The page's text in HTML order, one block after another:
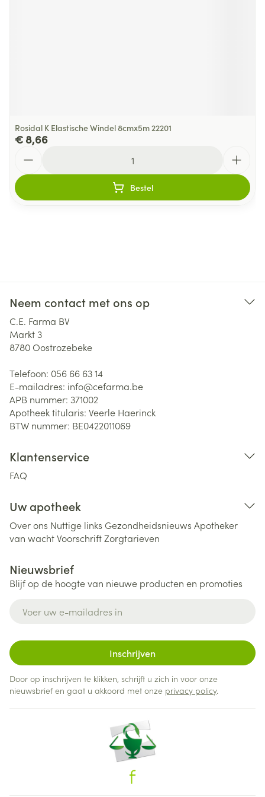
Rosidal K Elastische Windel 8cmx5m 22201
€ 8,66
Bestel
Neem contact met ons op
C.E. Farma BV
Markt 3
8780Oostrozebeke
Telefoon: 056 66 63 14
E-mailadres: info@cefarma.be
APB nummer: 371002
Apotheek titularis: Veerle Haerinck
BTW nummer: BE0422011069
Klantenservice
FAQ
Uw apotheek
Over ons Nuttige links Gezondheidsnieuws Apotheker
van wachtVoorschriftZorgtarieven
Nieuwsbrief
Blijf op de hoogte van nieuwe producten en promoties
Inschrijven
Door op inschrijven te klikken, schrijft u zich in voor onze
nieuwsbrief en gaat u akkoord met onze privacy policy.